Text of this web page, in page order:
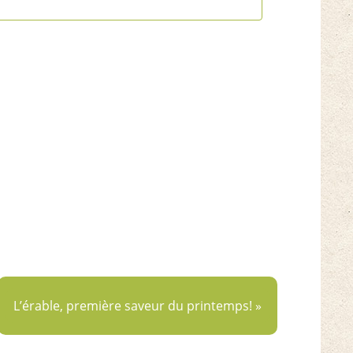
vues
Événements
L’érable, première saveur du printemps! »